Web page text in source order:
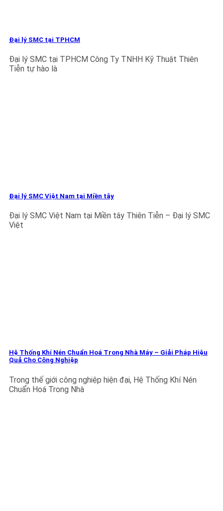
Đại lý SMC tại TPHCM
Đại lý SMC tại TPHCM Công Ty TNHH Kỹ Thuật Thiên
Tiễn tự hào là
Đại lý SMC Việt Nam tại Miền tây
Đại lý SMC Việt Nam tại Miền tây Thiên Tiễn – Đại lý SMC
Việt
Hệ Thống Khí Nén Chuẩn Hoá Trong Nhà Máy – Giải Pháp Hiệu
Quả Cho Công Nghiệp
Trong thế giới công nghiệp hiện đại, Hệ Thống Khí Nén
Chuẩn Hoá Trong Nhà